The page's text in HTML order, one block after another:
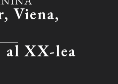
Viena,
al XX-lea